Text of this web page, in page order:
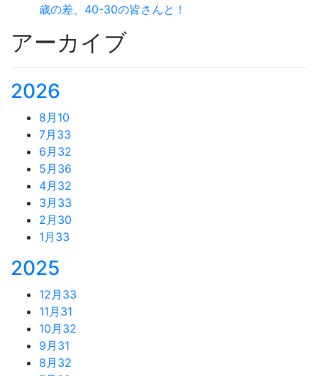
歳の差、40-30の皆さんと！
アーカイブ
2026
8月 10
7月 33
6月 32
5月 36
4月 32
3月 33
2月 30
1月 33
2025
12月 33
11月 31
10月 32
9月 31
8月 32